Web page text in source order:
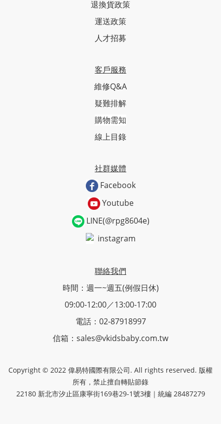
退換貨政策
運送政策
人才招募
客戶服務
維修Q&A
疑難排解
購物需知
線上目錄
社群媒體
Facebook
Youtube
LINE(@rpg8604e)
instagram
聯絡我們
時間：週一~週五(例假日休)
09:00-12:00／13:00-17:00
電話：02-87918997
信箱：sales@vkidsbaby.com.tw
Copyright © 2022 偉易特國際有限公司. All rights reserved. 版權
所有，禁止擅自轉貼節錄
22180 新北市汐止區康寧街169巷29-1號3樓｜統編 28487279